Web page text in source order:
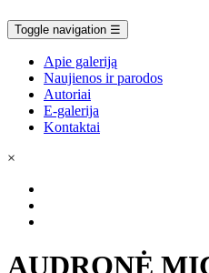
Toggle navigation ☰
Apie galeriją
Naujienos ir parodos
Autoriai
E-galerija
Kontaktai
×
AUDRONĖ